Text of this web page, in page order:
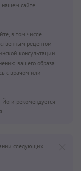
нашем сайте
в том числе
рецептом
консультации.
вашего образа
с врачом или
рекомендуется
следующих